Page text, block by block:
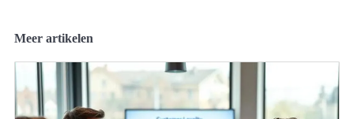
Meer artikelen